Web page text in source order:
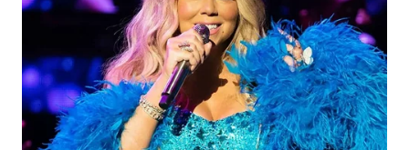
WN
WN
TANJUNG
LESUNG